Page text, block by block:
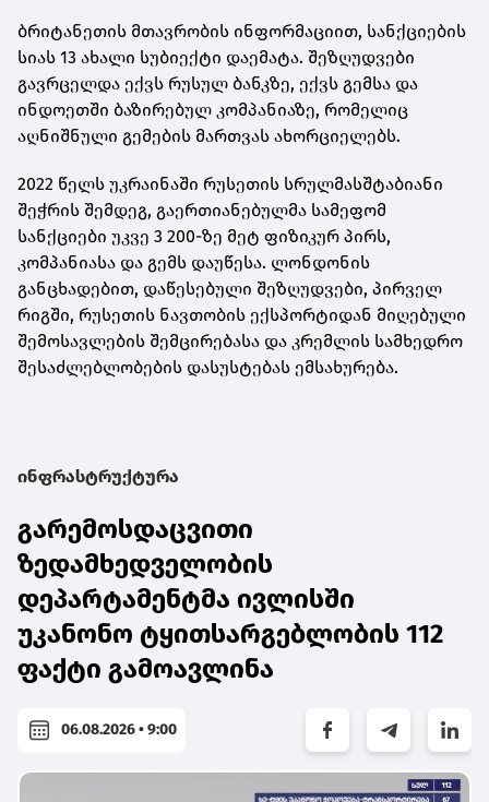
ბრიტანეთის მთავრობის ინფორმაციით, სანქციების
სიას 13 ახალი სუბიექტი დაემატა. შეზღუდვები
გავრცელდა ექვს რუსულ ბანკზე, ექვს გემსა და
ინდოეთში ბაზირებულ კომპანიაზე, რომელიც
აღნიშნული გემების მართვას ახორციელებს.
2022 წელს უკრაინაში რუსეთის სრულმასშტაბიანი
შეჭრის შემდეგ, გაერთიანებულმა სამეფომ
სანქციები უკვე 3 200-ზე მეტ ფიზიკურ პირს,
კომპანიასა და გემს დაუწესა. ლონდონის
განცხადებით, დაწესებული შეზღუდვები, პირველ
რიგში, რუსეთის ნავთობის ექსპორტიდან მიღებული
შემოსავლების შემცირებასა და კრემლის სამხედრო
შესაძლებლობების დასუსტებას ემსახურება.
ინფრასტრუქტურა
გარემოსდაცვითი
ზედამხედველობის
დეპარტამენტმა ივლისში
უკანონო ტყითსარგებლობის 112
ფაქტი გამოავლინა
06.08.2026 • 9:00